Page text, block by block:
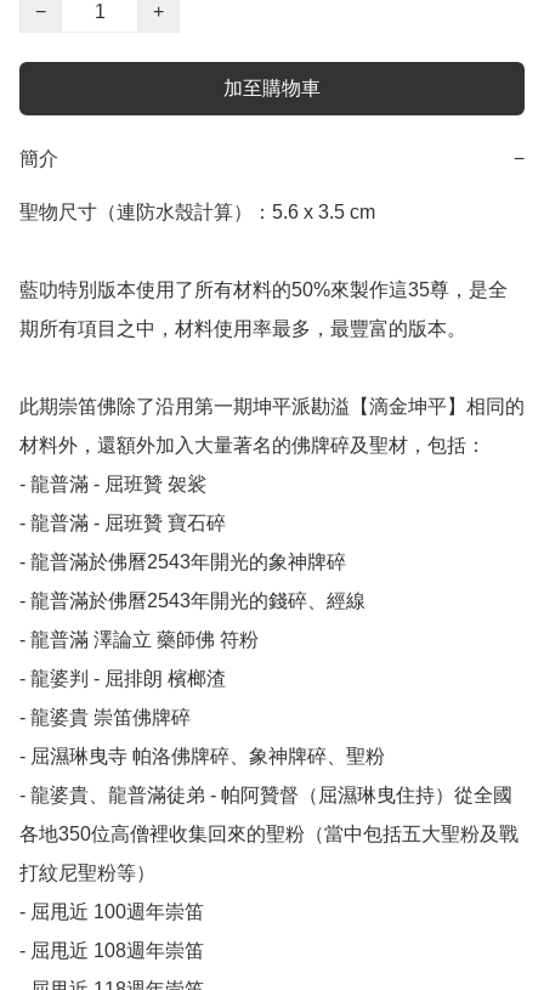
−
+
加至購物車
簡介 −
聖物尺寸（連防水殼計算）：5.6 x 3.5 cm
藍叻特別版本使用了所有材料的50%來製作這35尊，是全
期所有項目之中，材料使用率最多，最豐富的版本。
此期崇笛佛除了沿用第一期坤平派勘溢【滴金坤平】相同的
材料外，還額外加入大量著名的佛牌碎及聖材，包括：
- 龍普滿 - 屈班贊 袈裟
- 龍普滿 - 屈班贊 寶石碎
- 龍普滿於佛曆2543年開光的象神牌碎
- 龍普滿於佛曆2543年開光的錢碎、經線
- 龍普滿 澤論立 藥師佛 符粉
- 龍婆判 - 屈排朗 檳榔渣
- 龍婆貴 崇笛佛牌碎
- 屈濕琳曳寺 帕洛佛牌碎、象神牌碎、聖粉
- 龍婆貴、龍普滿徒弟 - 帕阿贊督（屈濕琳曳住持）從全國
各地350位高僧裡收集回來的聖粉（當中包括五大聖粉及戰
打紋尼聖粉等）
- 屈甩近 100週年崇笛
- 屈甩近 108週年崇笛